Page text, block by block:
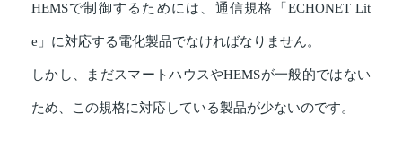
HEMSで制御するためには、通信規格「ECHONET Lit
e」に対応する電化製品でなければなりません。
しかし、まだスマートハウスやHEMSが一般的ではない
ため、この規格に対応している製品が少ないのです。